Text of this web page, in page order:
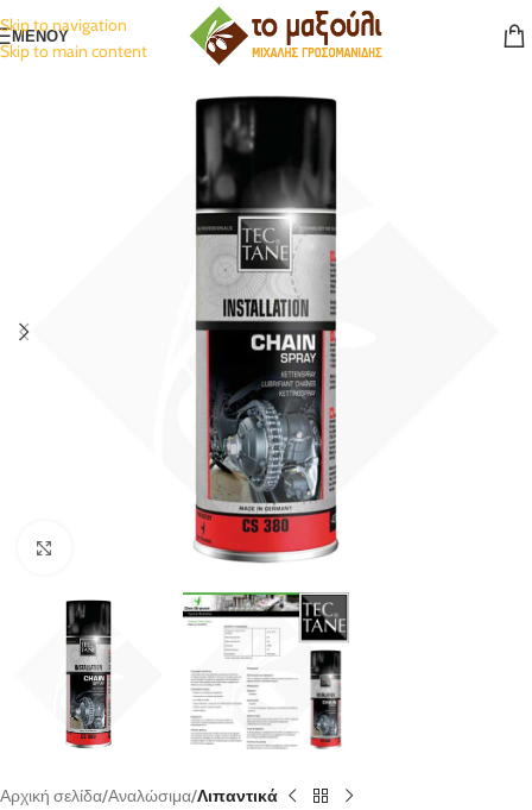
Skip to navigation
Skip to main content
ΜΕΝΟΥ
κλικ για μεγένθυνση
Αρχική σελίδα Αναλώσιμα Λιπαντικά